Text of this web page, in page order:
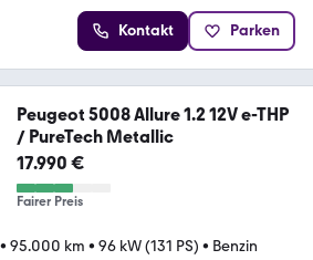
Kontakt Parken
Peugeot 5008 Allure 1.2 12V e-THP
/ PureTech Metallic
17.990 €
Fairer Preis
• 95.000 km • 96 kW (131 PS) • Benzin